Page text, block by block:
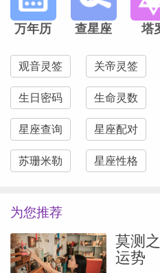
失去母爱不仅意味着
时也象征着遗弃和死亡
我们很多人会将婴儿
的关系中。
我们如果担心父母不
母可能会背叛我们，
当我们成年之后，进
会有同样的恐惧，误
万年历 查星座 塔
观音灵签 关帝灵签
生日密码 生命灵数
星座查询 星座配对
苏珊米勒 星座性格
为您推荐
莫测
运势